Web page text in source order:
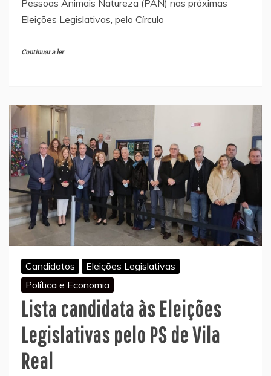
Pessoas Animais Natureza (PAN) nas próximas
Eleições Legislativas, pelo Círculo
Continuar a ler
Candidatos
Eleições Legislativas
Política e Economia
Lista candidata às Eleições
Legislativas pelo PS de Vila
Real